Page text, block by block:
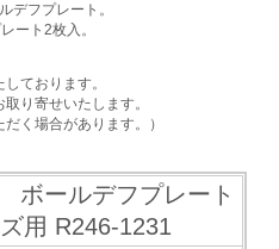
デフプレート。
ート2枚入。
ております。
り寄せいたします。
く場合があります。）
ボールデフプレート
用 R246-1231